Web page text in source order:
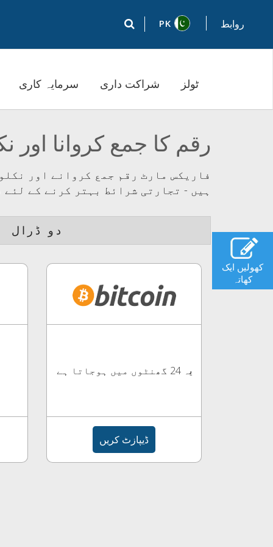
PK روابط
سرمایہ کاری شراکت داری ٹولز
رقم کا جمع کروانا اور
فاریکس مارٹ رقم جمع کروانے اور
ہیں - تجارتی شرائط بہتر کرنے کے
دو ڈرال
یہ 24 گھنٹوں میں ہوجاتا ہے
ڈیپازٹ کریں
کھولیں ایک
کھاتہ